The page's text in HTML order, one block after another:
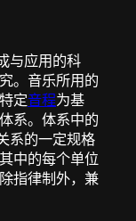
与应用的科
。音乐所用的
定音程为基
系。体系中的
系的一定规格
中的每个单位
指律制外，兼